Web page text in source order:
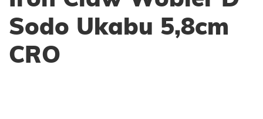
Sodo Ukabu 5,8cm
CRO